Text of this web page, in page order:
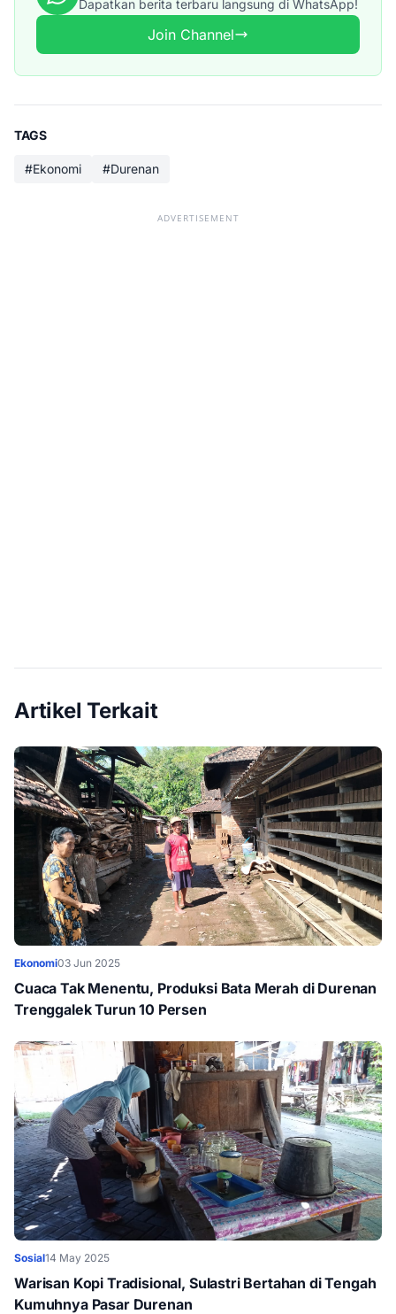
Dapatkan berita terbaru langsung di WhatsApp!
Join Channel
TAGS
#Ekonomi #Durenan
ADVERTISEMENT
Artikel Terkait
Ekonomi03 Jun 2025
Cuaca Tak Menentu, Produksi Bata Merah di Durenan
Trenggalek Turun 10 Persen
Sosial14 May 2025
Warisan Kopi Tradisional, Sulastri Bertahan di Tengah
Kumuhnya Pasar Durenan